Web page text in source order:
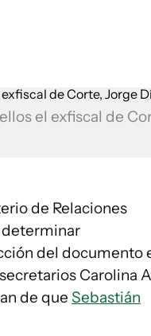
el exfiscal de
de Relaciones
determinar
del documento
Carolina
de que Sebastián